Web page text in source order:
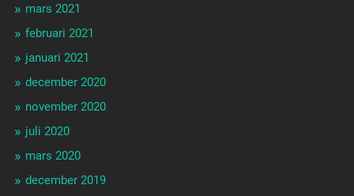
mars 2021
februari 2021
januari 2021
december 2020
november 2020
juli 2020
mars 2020
december 2019